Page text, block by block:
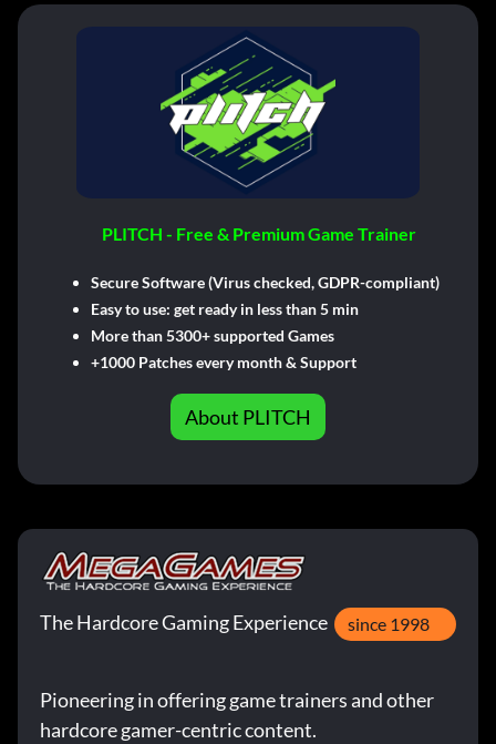
PLITCH - Free & Premium Game Trainer
Secure Software (Virus checked, GDPR-compliant)
Easy to use: get ready in less than 5 min
More than 5300+ supported Games
+1000 Patches every month & Support
About PLITCH
The Hardcore Gaming Experience since 1998
Pioneering in offering game trainers and other
hardcore gamer-centric content.